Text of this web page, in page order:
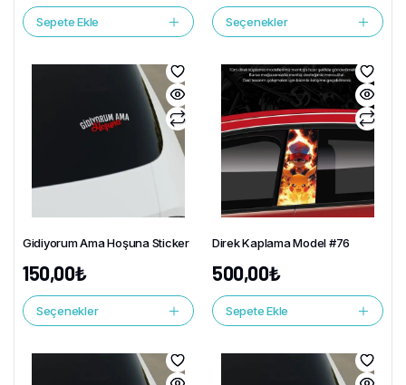
Sepete Ekle Seçenekler
Gidiyorum Ama Hoşuna Sticker
150,00₺
Seçenekler
Direk Kaplama Model #76
500,00₺
Sepete Ekle